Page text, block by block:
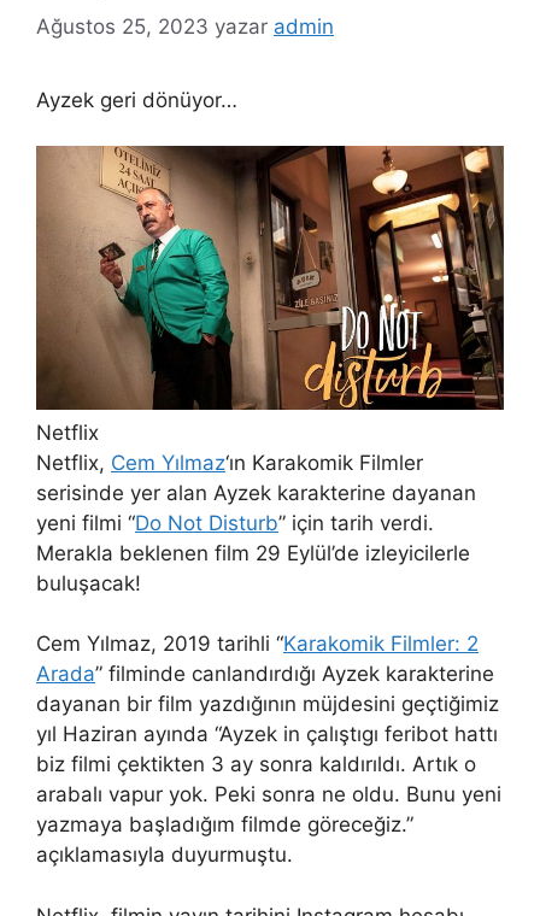
Ağustos 25, 2023 yazar admin
Ayzek geri dönüyor…
Netflix
Netflix, Cem Yılmaz‘ın Karakomik Filmler
serisinde yer alan Ayzek karakterine dayanan
yeni filmi “Do Not Disturb” için tarih verdi.
Merakla beklenen film 29 Eylül’de izleyicilerle
buluşacak!
Cem Yılmaz, 2019 tarihli “Karakomik Filmler: 2
Arada” filminde canlandırdığı Ayzek karakterine
dayanan bir film yazdığının müjdesini geçtiğimiz
yıl Haziran ayında “Ayzek in çalıştıgı feribot hattı
biz filmi çektikten 3 ay sonra kaldırıldı. Artık o
arabalı vapur yok. Peki sonra ne oldu. Bunu yeni
yazmaya başladığım filmde göreceğiz.”
açıklamasıyla duyurmuştu.